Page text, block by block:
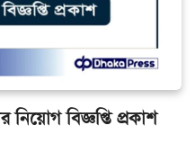
নিয়োগ বিজ্ঞপ্তি প্রকাশ